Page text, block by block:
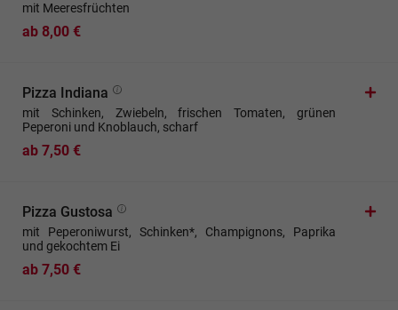
mit Meeresfrüchten
ab 8,00 €
Pizza Indiana
mit Schinken, Zwiebeln, frischen Tomaten, grünen
Peperoni und Knoblauch, scharf
ab 7,50 €
Pizza Gustosa
mit Peperoniwurst, Schinken*, Champignons, Paprika
und gekochtem Ei
ab 7,50 €